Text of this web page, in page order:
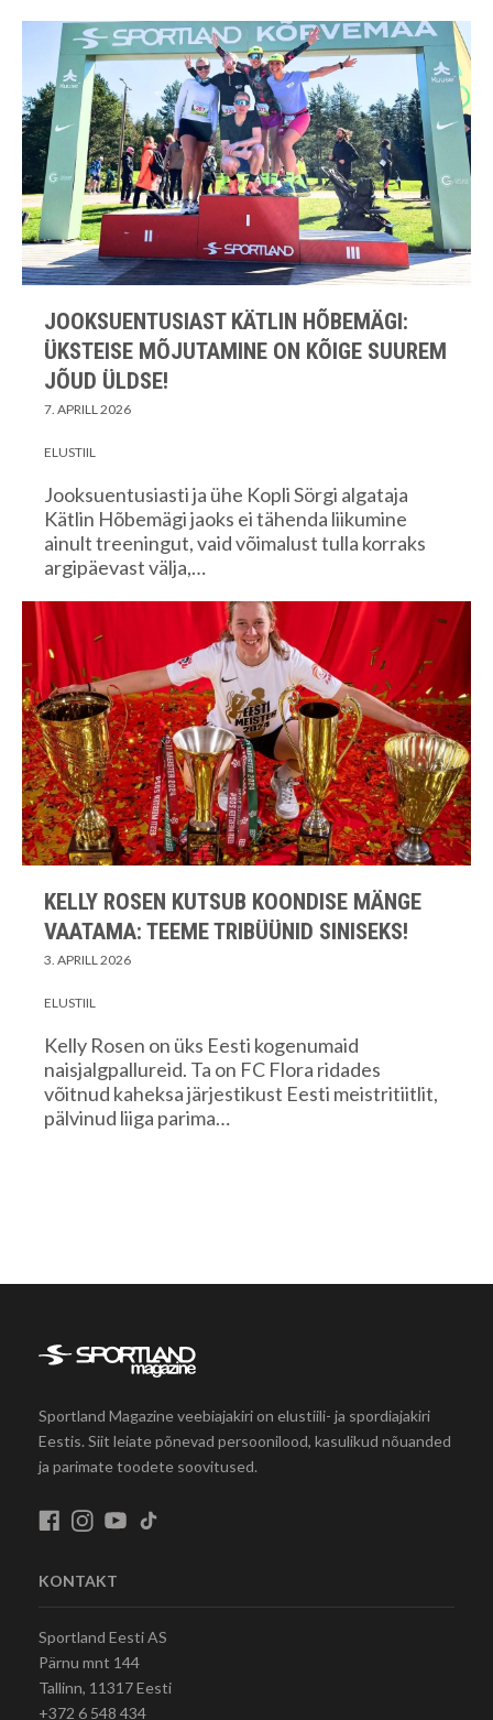
JOOKSUENTUSIAST KÄTLIN HÕBEMÄGI:
ÜKSTEISE MÕJUTAMINE ON KÕIGE SUUREM
JÕUD ÜLDSE!
7. APRILL 2026
ELUSTIIL
Jooksuentusiasti ja ühe Kopli Sörgi algataja
Kätlin Hõbemägi jaoks ei tähenda liikumine
ainult treeningut, vaid võimalust tulla korraks
argipäevast välja,…
KELLY ROSEN KUTSUB KOONDISE MÄNGE
VAATAMA: TEEME TRIBÜÜNID SINISEKS!
3. APRILL 2026
ELUSTIIL
Kelly Rosen on üks Eesti kogenumaid
naisjalgpallureid. Ta on FC Flora ridades
võitnud kaheksa järjestikust Eesti meistritiitlit,
pälvinud liiga parima…
Sportland Magazine veebiajakiri on elustiili- ja spordiajakiri
Eestis. Siit leiate põnevad persoonilood, kasulikud nõuanded
ja parimate toodete soovitused.
KONTAKT
Sportland Eesti AS
Pärnu mnt 144
Tallinn, 11317 Eesti
+372 6 548 434